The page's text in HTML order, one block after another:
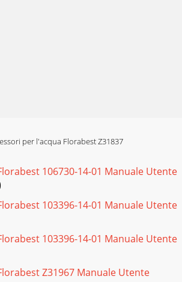
per l'acqua Florabest Z31837
106730-14-01 Manuale Utente
103396-14-01 Manuale Utente
103396-14-01 Manuale Utente
Z31967 Manuale Utente